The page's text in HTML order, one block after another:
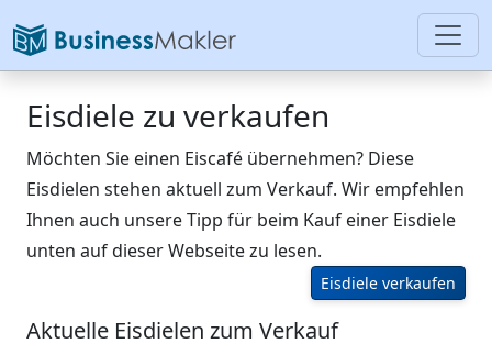
Eisdiele zu verkaufen
Möchten Sie einen Eiscafé übernehmen? Diese
Eisdielen stehen aktuell zum Verkauf. Wir empfehlen
Ihnen auch unsere Tipp für beim Kauf einer Eisdiele
unten auf dieser Webseite zu lesen.
Eisdiele verkaufen
Aktuelle Eisdielen zum Verkauf